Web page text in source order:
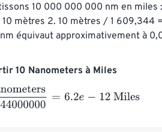
10 000 000 000 nm en miles
10 mètres 2. 10 mètres / 1 609,344
nm équivaut approximativement à
10 Nanometers à Miles
1609344000000 = 6.2 e-12